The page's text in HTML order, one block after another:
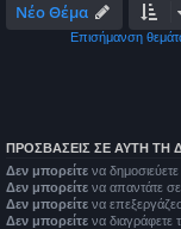
Νέο Θέμα
Επισήμανση
ΠΡΟΣΒΆΣΕΙΣ ΣΕ ΑΥΤΉ ΤΗ
Δεν μπορείτε να
Δεν μπορείτε να απαντάτε
Δεν μπορείτε να
Δεν μπορείτε να διαγράφετε